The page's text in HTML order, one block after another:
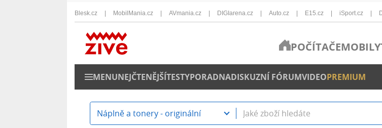
Blesk.cz MobilMania.cz AVmania.cz DIGIarena.cz Auto.cz E15.cz iSport.cz
POČÍTAČEMOBILY
MENUNEJČTENĚJŠÍTESTYPORADNADISKUZNÍ FÓRUMVIDEOPREMIUM
Náplně a tonery - originální